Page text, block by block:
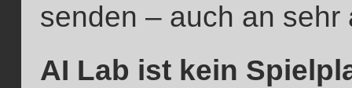
senden – auch an sehr
AI Lab ist kein